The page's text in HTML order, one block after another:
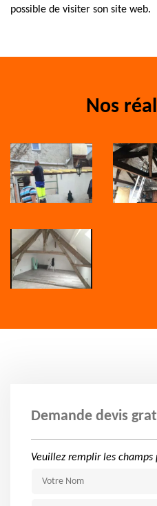
possible de visiter son site web.
Nos
Demande devis
Veuillez remplir les